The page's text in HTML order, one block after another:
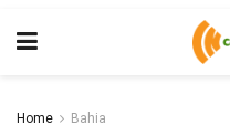
Home Bahia